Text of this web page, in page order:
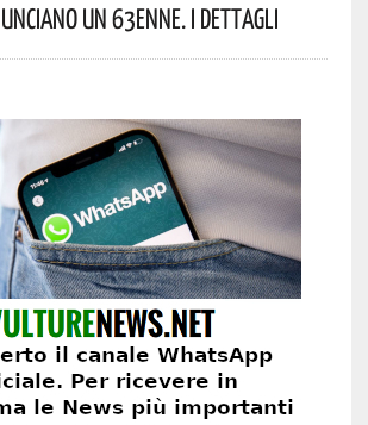
Un 63enne. I Dettagli